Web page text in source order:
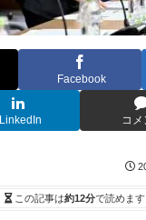
Facebook
LinkedIn コメ
この記事は約12分で読めます